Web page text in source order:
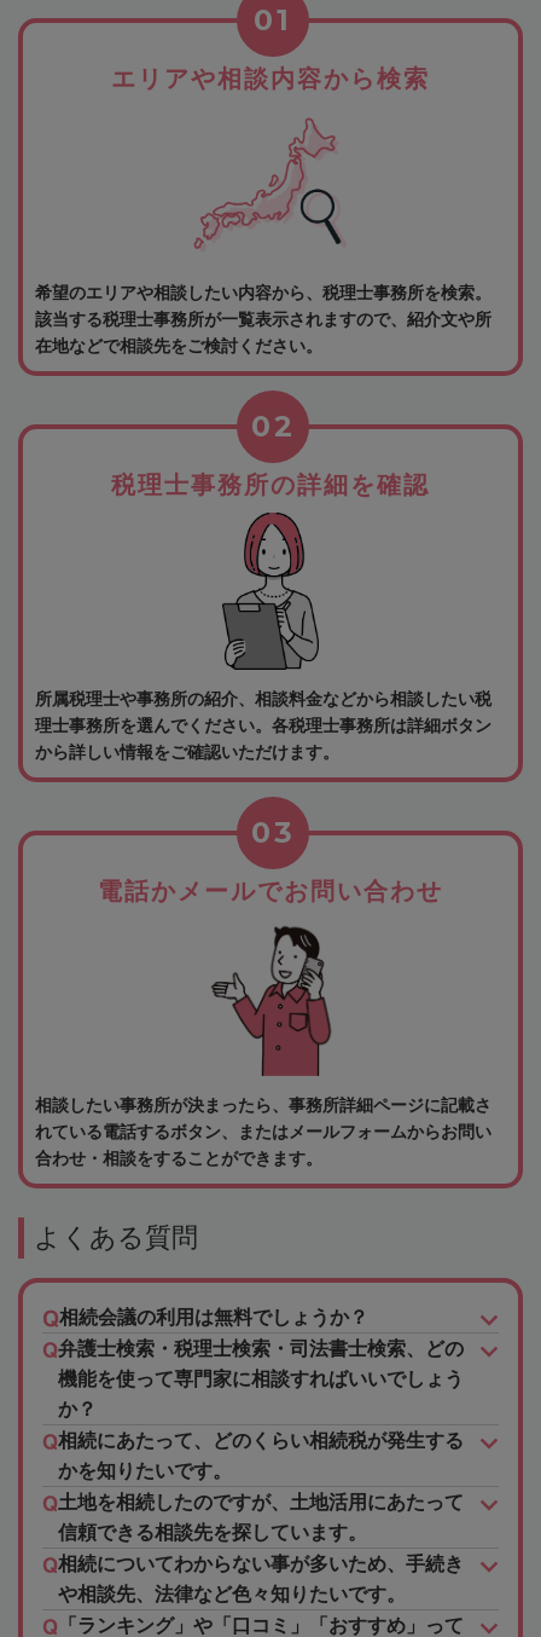
エリアや相談内容から検索
01
希望のエリアや相談したい内容から、税理士事務所を検索。
該当する税理士事務所が一覧表示されますので、紹介文や所
在地などで相談先をご検討ください。
税理士事務所の詳細を確認
02
所属税理士や事務所の紹介、相談料金などから相談したい税
理士事務所を選んでください。各税理士事務所は詳細ボタン
から詳しい情報をご確認いただけます。
電話かメールでお問い合わせ
03
相談したい事務所が決まったら、事務所詳細ページに記載さ
れている電話するボタン、またはメールフォームからお問い
合わせ・相談をすることができます。
よくある質問
相続会議の利用は無料でしょうか？
弁護士検索・税理士検索・司法書士検索、どの
機能を使って専門家に相談すればいいでしょう
か？
相続にあたって、どのくらい相続税が発生する
かを知りたいです。
土地を相続したのですが、土地活用にあたって
信頼できる相談先を探しています。
相続についてわからない事が多いため、手続き
や相談先、法律など色々知りたいです。
「ランキング」や「口コミ」「おすすめ」って